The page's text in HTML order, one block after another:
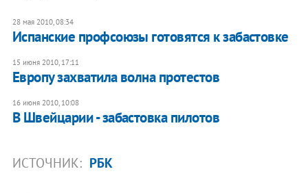
28 мая 2010, 08:34
Испанские профсоюзы готовятся к забастовке
15 июня 2010, 17:11
Европу захватила волна протестов
16 июня 2010, 10:08
В Швейцарии - забастовка пилотов
ИСТОЧНИК: РБК